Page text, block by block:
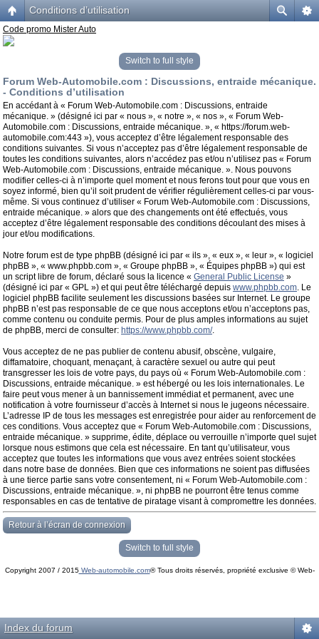
Conditions d’utilisation
Code promo Mister Auto
Switch to full style
Forum Web-Automobile.com : Discussions, entraide mécanique.
- Conditions d’utilisation
En accédant à « Forum Web-Automobile.com : Discussions, entraide
mécanique. » (désigné ici par « nous », « notre », « nos », « Forum Web-
Automobile.com : Discussions, entraide mécanique. », « https://forum.web-
automobile.com:443 »), vous acceptez d’être légalement responsable des
conditions suivantes. Si vous n’acceptez pas d’être légalement responsable de
toutes les conditions suivantes, alors n’accédez pas et/ou n’utilisez pas « Forum
Web-Automobile.com : Discussions, entraide mécanique. ». Nous pouvons
modifier celles-ci à n’importe quel moment et nous ferons tout pour que vous en
soyez informé, bien qu’il soit prudent de vérifier régulièrement celles-ci par vous-
même. Si vous continuez d’utiliser « Forum Web-Automobile.com : Discussions,
entraide mécanique. » alors que des changements ont été effectués, vous
acceptez d’être légalement responsable des conditions découlant des mises à
jour et/ou modifications.
Notre forum est de type phpBB (désigné ici par « ils », « eux », « leur », « logiciel
phpBB », « www.phpbb.com », « Groupe phpBB », « Équipes phpBB ») qui est
un script libre de forum, déclaré sous la licence « General Public License »
(désigné ici par « GPL ») et qui peut être téléchargé depuis www.phpbb.com. Le
logiciel phpBB facilite seulement les discussions basées sur Internet. Le groupe
phpBB n’est pas responsable de ce que nous acceptons et/ou n’acceptons pas,
comme contenu ou conduite permis. Pour de plus amples informations au sujet
de phpBB, merci de consulter: https://www.phpbb.com/.
Vous acceptez de ne pas publier de contenu abusif, obscène, vulgaire,
diffamatoire, choquant, menaçant, à caractère sexuel ou autre qui peut
transgresser les lois de votre pays, du pays où « Forum Web-Automobile.com :
Discussions, entraide mécanique. » est hébergé ou les lois internationales. Le
faire peut vous mener à un bannissement immédiat et permanent, avec une
notification à votre fournisseur d’accès à Internet si nous le jugeons nécessaire.
L’adresse IP de tous les messages est enregistrée pour aider au renforcement de
ces conditions. Vous acceptez que « Forum Web-Automobile.com : Discussions,
entraide mécanique. » supprime, édite, déplace ou verrouille n’importe quel sujet
lorsque nous estimons que cela est nécessaire. En tant qu’utilisateur, vous
acceptez que toutes les informations que vous avez entrées soient stockées
dans notre base de données. Bien que ces informations ne soient pas diffusées
à une tierce partie sans votre consentement, ni « Forum Web-Automobile.com :
Discussions, entraide mécanique. », ni phpBB ne pourront être tenus comme
responsables en cas de tentative de piratage visant à compromettre les données.
Retour à l’écran de connexion
Switch to full style
Copyright 2007 / 2015Web-automobile.com® Tous droits réservés, propriété exclusive © Web-
Index du forum